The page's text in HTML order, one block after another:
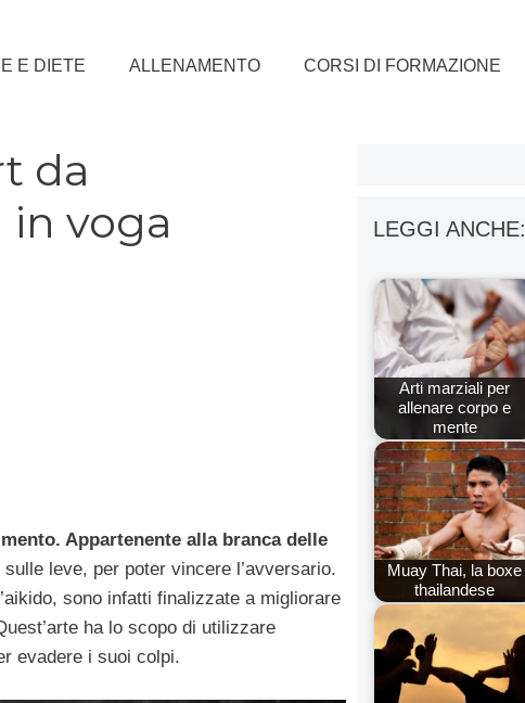
E DIETE ALLENAMENTO CORSI DI FORMAZIONE
da
voga
Appartenente alla branca delle
leve, per poter vincere l’avversario.
sono infatti finalizzate a migliorare
ha lo scopo di utilizzare
evadere i suoi colpi.
LEGGI ANCHE:
Arti marziali per
allenare corpo e
mente
Muay Thai, la boxe
thailandese